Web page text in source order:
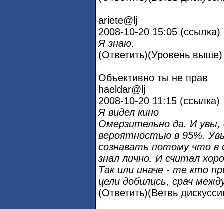
ariete@lj
2008-10-20 15:05 (ссылка)
Я знаю.
(Ответить)(Уровень выше)
Объективно ты не прав
haeldar@lj
2008-10-20 11:15 (ссылка)
Я видел кино
Омерзительно да. И увы,
вероятностью в 95%.
сознавать потому что в
знал лично. И считал
Так или иначе - те кто
цели добились, срач
(Ответить)(Ветвь